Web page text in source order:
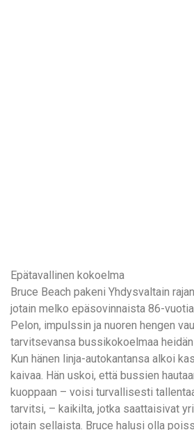
Epätavallinen kokoelma
Bruce Beach pakeni Yhdysvaltain
jotain melko epäsovinnaista 86-
Pelon, impulssin ja nuoren hengen
tarvitsevansa bussikokoelmaa
Kun hänen linja-autokantansa alkoi
kaivaa. Hän uskoi, että bussien
kuoppaan – voisi turvallisesti
tarvitsi, – kaikilta, jotka saattaisivat
jotain sellaista. Bruce halusi olla